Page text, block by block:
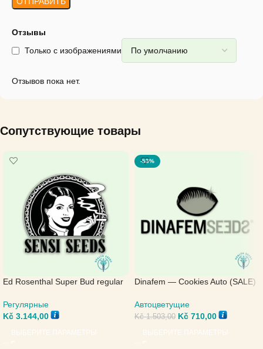
Отзывы
Только с изображениями
Отзывов пока нет.
Сопутствующие товары
Ed Rosenthal Super Bud regular
Регулярные
Kč 3.144,00
-53%
Dinafem — Cookies Auto (SALE)
Автоцветущие
Kč1.503,00 Kč 710,00
ВЫБЕРИТЕ ПАРАМЕТРЫ